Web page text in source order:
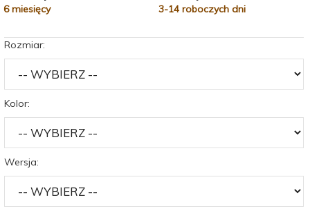
6 miesięcy
3-14 roboczych dni
Rozmiar:
Kolor:
Wersja: